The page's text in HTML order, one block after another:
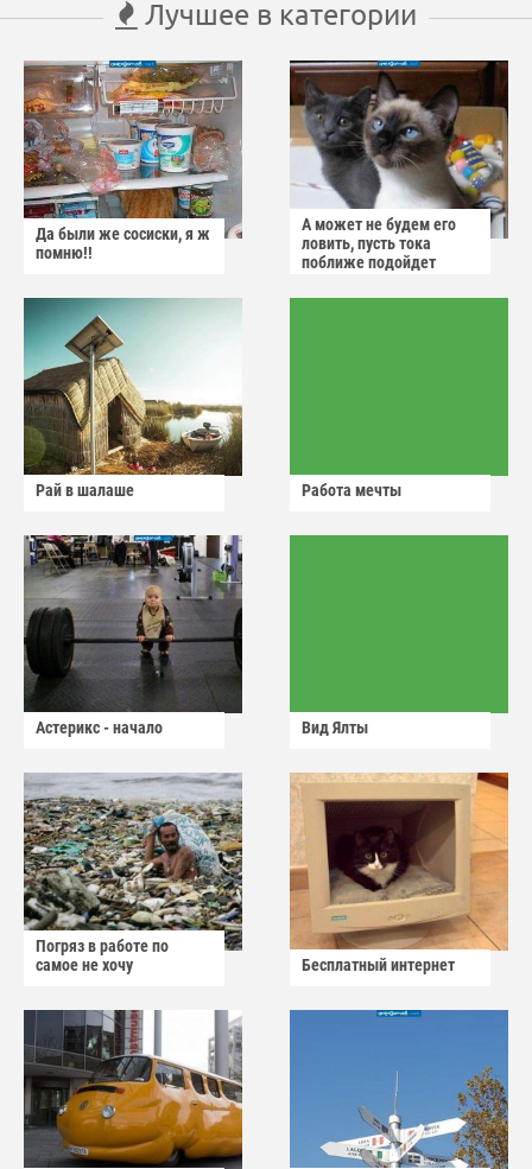
Лучшее в категории
Да были же сосиски, я ж
помню!!
А может не будем его
ловить, пусть тока
поближе подойдет
Рай в шалаше Работа мечты
Астерикс - начало Вид Ялты
Погряз в работе по
самое не хочу
Бесплатный интернет